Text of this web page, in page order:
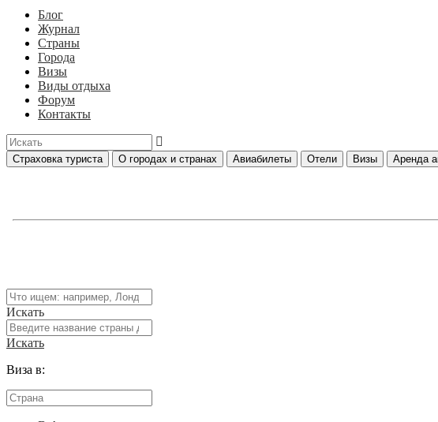
Блог
Журнал
Страны
Города
Визы
Виды отдыха
Форум
Контакты
Страховка туриста О городах и странах Авиабилеты Отели Визы Аренда
Искать
Искать
Виза в: